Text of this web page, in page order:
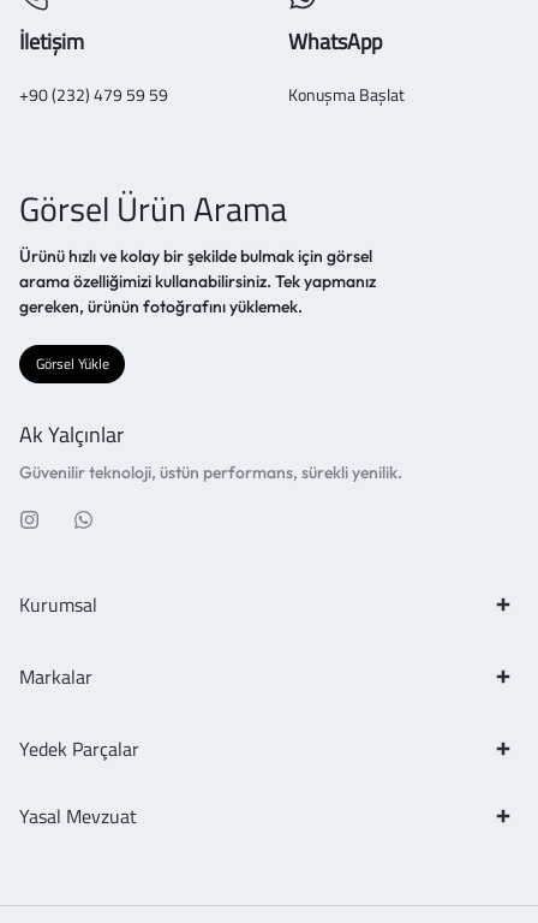
İletişim
+90 (232) 479 59 59
WhatsApp
Konuşma Başlat
Görsel Ürün Arama
Ürünü hızlı ve kolay bir şekilde bulmak için görsel
arama özelliğimizi kullanabilirsiniz. Tek yapmanız
gereken, ürünün fotoğrafını yüklemek.
Görsel Yükle
Ak Yalçınlar
Güvenilir teknoloji, üstün performans, sürekli yenilik.
Kurumsal
Markalar
Yedek Parçalar
Yasal Mevzuat